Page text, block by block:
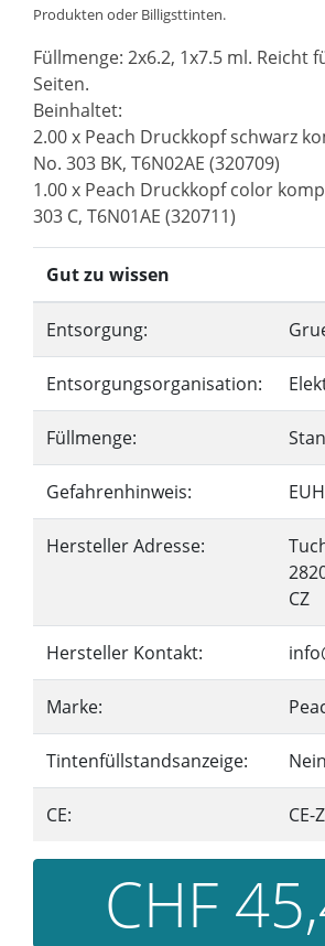
Produkten oder Billigsttinten.
Füllmenge: 2x6.2, 1x7.5 ml. Reicht
Seiten.
Beinhaltet:
2.00 x Peach Druckkopf schwarz
No. 303 BK, T6N02AE (320709)
1.00 x Peach Druckkopf color
303 C, T6N01AE (320711)
Gut zu wissen
Entsorgung:
Entsorgungsorganisation:
Füllmenge:
Gefahrenhinweis:
Hersteller Adresse:
CZ
Hersteller Kontakt:
Marke:
Tintenfüllstandsanzeige: Nein
CE: CE-
CHF